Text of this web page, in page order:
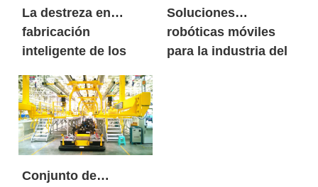
La destreza en
fabricación
inteligente de los
carga pesada
SIASUN
Soluciones
robóticas móviles
para la industria del
Conjunto de